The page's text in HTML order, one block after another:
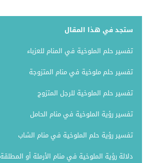
ستجد في هذا المقال
تفسير حلم الملوخية في المنام للعزباء
تفسير حلم ملوخية في منام المتزوجة
تفسير حلم الملوخية للرجل المتزوج
تفسير رؤية الملوخية في منام الحامل
تفسير رؤية حلم الملوخية في منام الشاب
دلالة رؤية الملوخية في منام الأرملة أو المطلقة